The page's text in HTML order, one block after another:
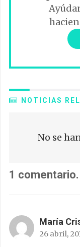
NOTICIAS
No se
1 comentario.
María
26 abril,